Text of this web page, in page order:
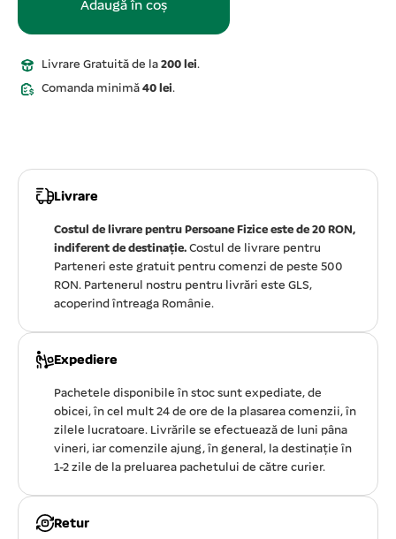
Adaugă în coș
Livrare Gratuită de la 200 lei.
Comanda minimă 40 lei.
Livrare
Costul de livrare pentru Persoane Fizice este de 20 RON,
indiferent de destinație. Costul de livrare pentru
Parteneri este gratuit pentru comenzi de peste 500
RON. Partenerul nostru pentru livrări este GLS,
acoperind întreaga Românie.
Expediere
Pachetele disponibile în stoc sunt expediate, de
obicei, în cel mult 24 de ore de la plasarea comenzii, în
zilele lucratoare. Livrările se efectuează de luni pâna
vineri, iar comenzile ajung, în general, la destinație în
1-2 zile de la preluarea pachetului de către curier.
Retur